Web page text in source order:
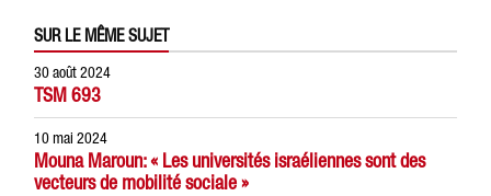
SUR LE MÊME SUJET
30 août 2024
TSM 693
10 mai 2024
Mouna Maroun: « Les universités israéliennes sont des
vecteurs de mobilité sociale »